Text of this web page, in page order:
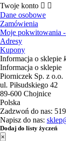
Twoje konto  
Dane osobowe
Zamówienia
Moje pokwitowania -
Adresy
Kupony
Informacja o sklepie
Informacja o sklepie
Piorniczek Sp. z o.o.
ul. Piłsudskiego 42
89-600 Chojnice
Polska
Zadzwoń do nas:
Napisz do nas:
Dodaj do listy życzeń
×